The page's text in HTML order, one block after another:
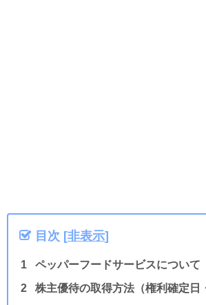
目次 [非表示]
ペッパーフードサービスについて
株主優待の取得方法（権利確定日